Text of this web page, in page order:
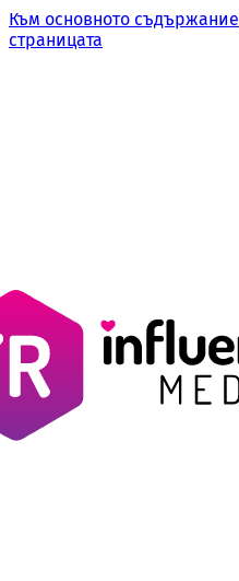
Към основното съдържание
страницата